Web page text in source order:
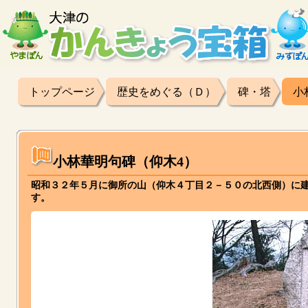
トップページ 歴史をめぐる（Ｄ） 碑・塔 小
小林華明句碑（仰木4）
昭和３２年５月に御所の山（仰木４丁目２－５０の北西側）
す。